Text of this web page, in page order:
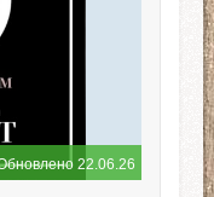
22.06.26